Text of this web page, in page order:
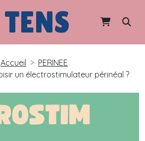
TENS
Accueil
PERINEE
un électrostimulateur périnéal ?